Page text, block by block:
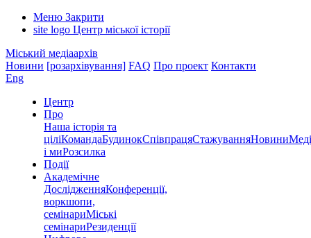
Меню Закрити
site logo Центр міської історії
Міський медіаархів
Новини [розархівування] FAQ Про проект Контакти
Eng
Центр
Про
Наша історія та
ціліКомандаБудинокСпівпрацяСтажуванняНовини
і миРозсилка
Події
Академічне
ДослідженняКонференції,
воркшопи,
семінариМіські
семінариРезиденції